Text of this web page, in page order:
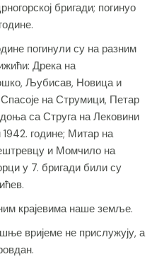
бригади; погинуо
погинули су на разним
Дрека на
Љубисав, Новица и
на Струмици, Петар
са Струга на Лековини
године; Митар на
и Момчило на
у 7. бригади били су
крајевима наше земље.
вријеме не прислужују, а